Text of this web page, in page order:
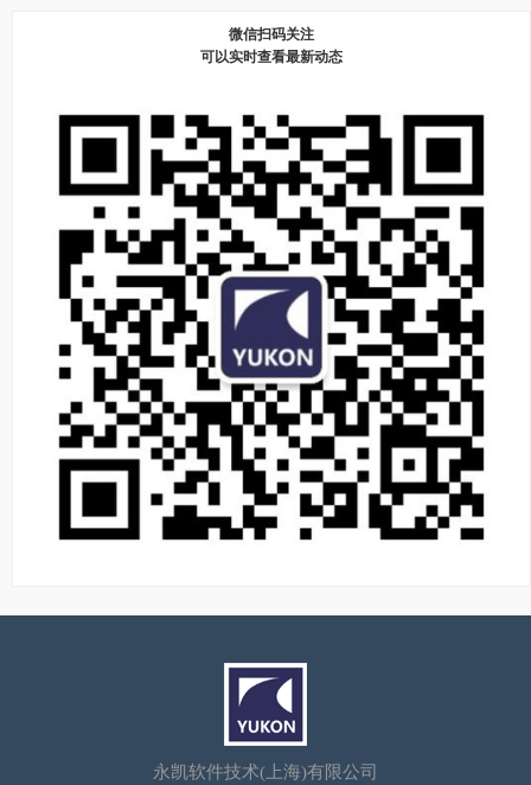
微信扫码关注
可以实时查看最新动态
永凯软件技术(上海)有限公司